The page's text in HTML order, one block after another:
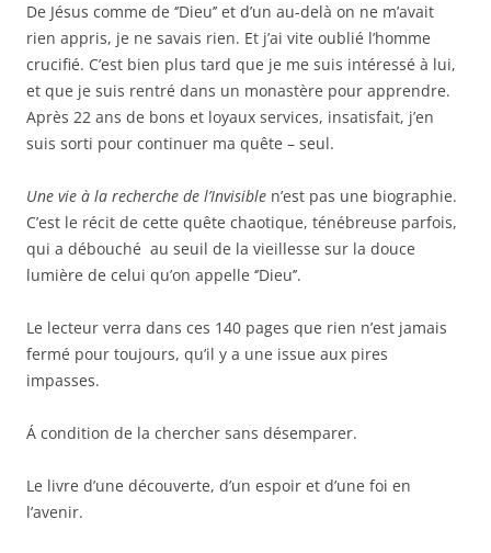
De Jésus comme de ‘’Dieu’’ et d’un au-delà on ne m’avait
rien appris, je ne savais rien. Et j’ai vite oublié l’homme
crucifié. C’est bien plus tard que je me suis intéressé à lui,
et que je suis rentré dans un monastère pour apprendre.
Après 22 ans de bons et loyaux services, insatisfait, j’en
suis sorti pour continuer ma quête – seul.
Une vie à la recherche de l’Invisible n’est pas une biographie.
C’est le récit de cette quête chaotique, ténébreuse parfois,
qui a débouché au seuil de la vieillesse sur la douce
lumière de celui qu’on appelle ‘’Dieu’’.
Le lecteur verra dans ces 140 pages que rien n’est jamais
fermé pour toujours, qu’il y a une issue aux pires
impasses.
Á condition de la chercher sans désemparer.
Le livre d’une découverte, d’un espoir et d’une foi en
l’avenir.